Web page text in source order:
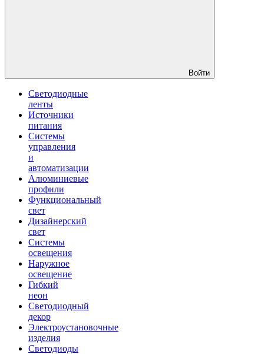
Войти
Светодиодные
ленты
Источники
питания
Системы
управления
и
автоматизации
Алюминиевые
профили
Функциональный
свет
Дизайнерский
свет
Системы
освещения
Наружное
освещение
Гибкий
неон
Светодиодный
декор
Электроустановочные
изделия
Светодиоды